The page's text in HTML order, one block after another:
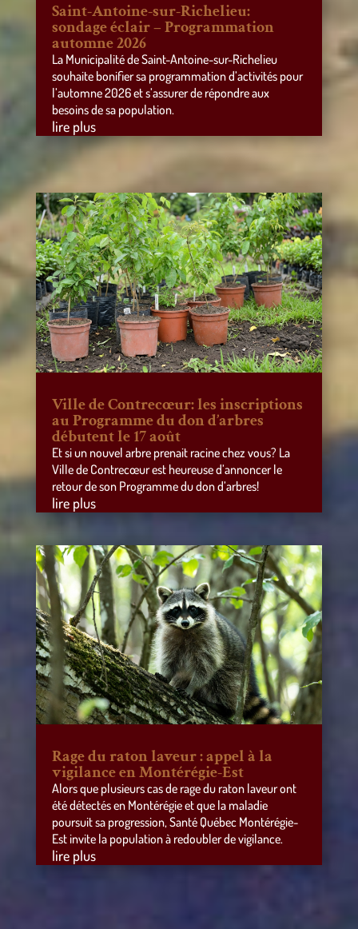
Saint-Antoine-sur-Richelieu:
sondage éclair – Programmation
automne 2026
La Municipalité de Saint-Antoine-sur-Richelieu
souhaite bonifier sa programmation d’activités pour
l’automne 2026 et s’assurer de répondre aux
besoins de sa population.
lire plus
Ville de Contrecœur: les inscriptions
au Programme du don d’arbres
débutent le 17 août
Et si un nouvel arbre prenait racine chez vous? La
Ville de Contrecœur est heureuse d’annoncer le
retour de son Programme du don d’arbres!
lire plus
Rage du raton laveur : appel à la
vigilance en Montérégie-Est
Alors que plusieurs cas de rage du raton laveur ont
été détectés en Montérégie et que la maladie
poursuit sa progression, Santé Québec Montérégie-
Est invite la population à redoubler de vigilance.
lire plus